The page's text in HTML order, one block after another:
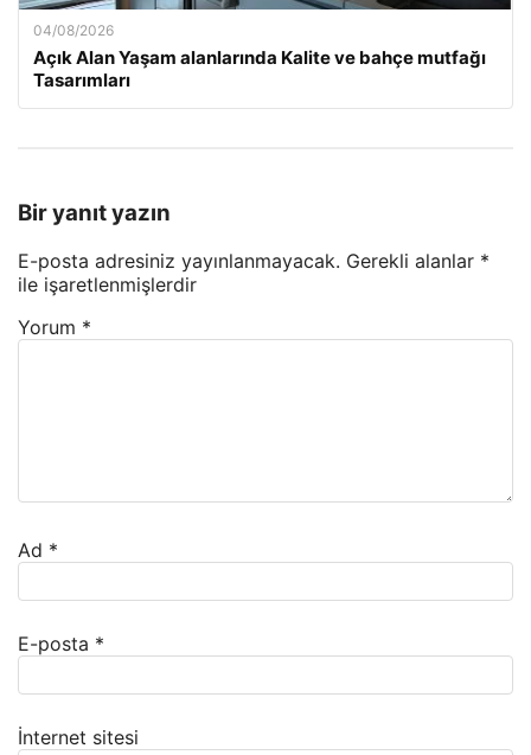
04/08/2026
Açık Alan Yaşam alanlarında Kalite ve bahçe mutfağı
Tasarımları
Bir yanıt yazın
E-posta adresiniz yayınlanmayacak. Gerekli alanlar *
ile işaretlenmişlerdir
Yorum *
Ad *
E-posta *
İnternet sitesi